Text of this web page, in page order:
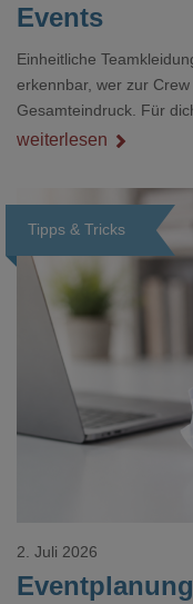
Events
Einheitliche
erkennbar, wer zur
Gesamteindruck. Für
Nebenthema: Bei
weiterlesen
Tipps & Tricks
2. Juli 2026